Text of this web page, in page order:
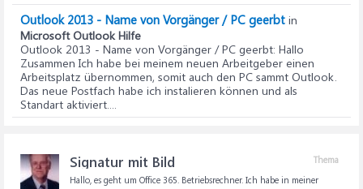
Outlook 2013 - Name von Vorgänger / PC geerbt in
Microsoft Outlook Hilfe
Outlook 2013 - Name von Vorgänger / PC geerbt: Hallo
Zusammen Ich habe bei meinem neuen Arbeitgeber einen
Arbeitsplatz übernommen, somit auch den PC sammt Outlook.
Das neue Postfach habe ich instalieren können und als
Standart aktiviert....
Thema
Signatur mit Bild
Hallo, es geht um Office 365. Betriebsrechner. Ich habe in meiner